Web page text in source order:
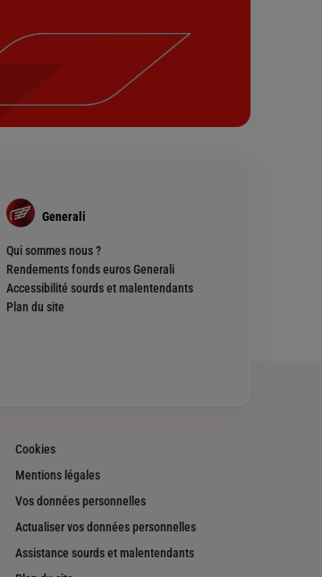
Generali
Qui sommes nous ?
Rendements fonds euros Generali
Accessibilité sourds et malentendants
Plan du site
Cookies
Mentions légales
Vos données personnelles
Actualiser vos données personnelles
Assistance sourds et malentendants